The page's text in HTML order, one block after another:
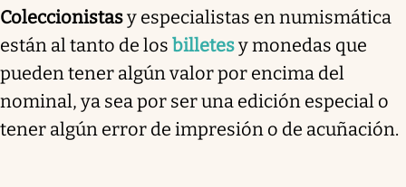
Coleccionistasy especialistas en numismática
están al tanto de los billetesy monedas que
pueden tener algún valor por encima del
nominal, ya sea por ser una edición especial o
tener algún error de impresión o de acuñación.